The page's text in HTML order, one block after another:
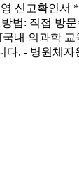
신고확인
법: 직접
내 의과학
. - 병원체